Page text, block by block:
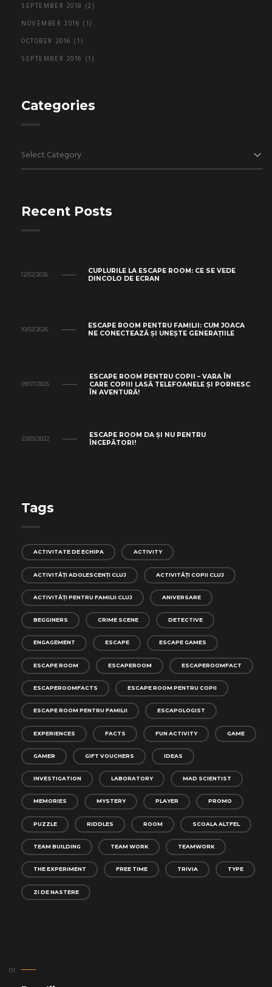
SEPTEMBER 2018 (2)
NOVEMBER 2016 (1)
OCTOBER 2016 (1)
SEPTEMBER 2016 (1)
Categories
Recent Posts
12/02/2026
CUPLURILE LA ESCAPE ROOM: CE SE VEDE
DINCOLO DE ECRAN
10/02/2026
ESCAPE ROOM PENTRU FAMILII: CUM JOACA
NE CONECTEAZĂ ȘI UNEȘTE GENERAȚIILE
09/07/2025
ESCAPE ROOM PENTRU COPII – VARA ÎN
CARE COPIII LASĂ TELEFOANELE ȘI PORNESC
ÎN AVENTURĂ!
23/05/2022
ESCAPE ROOM DA ȘI NU PENTRU
ÎNCEPĂTORI!
Tags
ACTIVITATE DE ECHIPA ACTIVITY
ACTIVITĂȚI ADOLESCENȚI CLUJ ACTIVITĂȚI COPII CLUJ
ACTIVITĂȚI PENTRU FAMILII CLUJ ANIVERSARE
BEGGINERS CRIME SCENE DETECTIVE
ENGAGEMENT ESCAPE ESCAPE GAMES
ESCAPE ROOM ESCAPEROOM ESCAPEROOMFACT
ESCAPEROOMFACTS ESCAPE ROOM PENTRU COPII
ESCAPE ROOM PENTRU FAMILII ESCAPOLOGIST
EXPERIENCES FACTS FUN ACTIVITY GAME
GAMER GIFT VOUCHERS IDEAS
INVESTIGATION LABORATORY MAD SCIENTIST
MEMORIES MYSTERY PLAYER PROMO
PUZZLE RIDDLES ROOM SCOALA ALTFEL
TEAM BUILDING TEAM WORK TEAMWORK
THE EXPERIMENT FREE TIME TRIVIA TYPE
ZI DE NASTERE